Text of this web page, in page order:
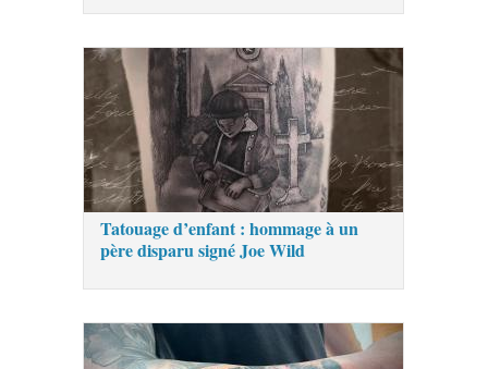
Tatouage d’enfant : hommage à un
père disparu signé Joe Wild